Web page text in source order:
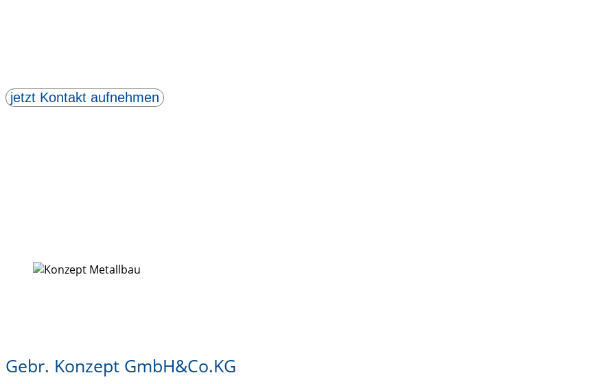
jetzt Kontakt aufnehmen
Gebr. Konzept GmbH&Co.KG